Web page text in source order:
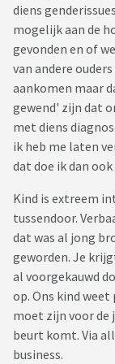
diens
mogelijk aan de
gevonden en of
van andere
aankomen maar
gewend' zijn dat
met diens
ik heb me laten
dat doe ik dan
Kind is extreem
tussendoor.
dat was al jong
geworden. Je
al voorgekauwd
op. Ons kind
moet zijn voor de
beurt komt. Via
business.